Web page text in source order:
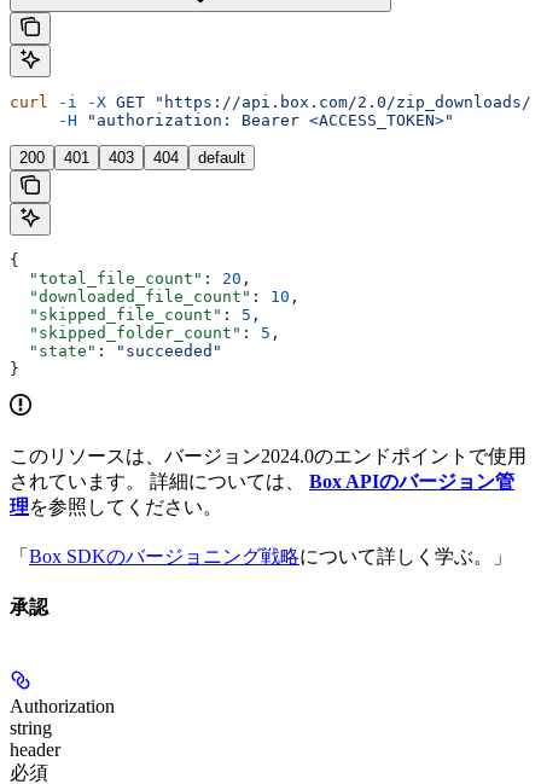
curl -i -X GET "https://api.box.com/2.0/zip_downloads/
     -H
"authorization: Bearer <ACCESS_TOKEN>"
200 401 403 404 default
{
  "total_file_count"
: 20 ,
  "downloaded_file_count"
: 10 ,
  "skipped_file_count"
: 5 ,
  "skipped_folder_count"
: 5 ,
  "state"
:
"succeeded"
}
このリソースは、バージョン2024.0のエンドポイントで使用
されています。 詳細については、 Box APIのバージョン管
理を参照してください。
「 Box SDKのバージョニング戦略について詳しく学ぶ。」
承認
Authorization
string
header
必須